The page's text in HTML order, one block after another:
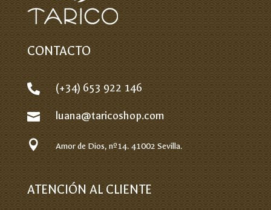
CONTACTO
 (+34) 653 922 146
 luana@taricoshop.com
 Amor de Dios, nº14.41002 Sevilla.
ATENCIÓN AL CLIENTE